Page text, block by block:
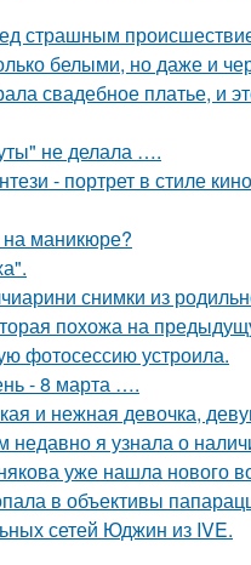
страшным
белыми, но даже и
свадебное платье, и
не делала ….
- портрет в стиле
на маникюре?
снимки из
похожа на
фотосессию устроила.
- 8 марта ….
и нежная девочка,
я узнала о
уже нашла нового
в объективы
сетей Юджин из IVE.